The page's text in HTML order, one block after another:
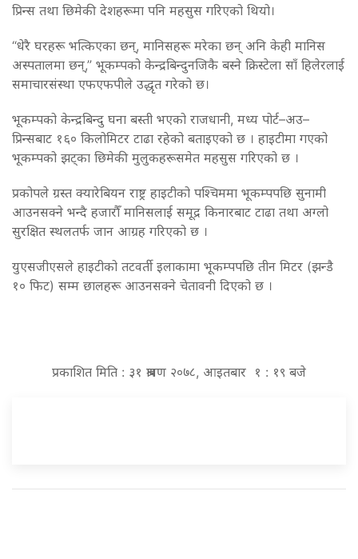
प्रिन्स तथा छिमेकी देशहरूमा पनि महसुस गरिएको थियो।
“धेरै घरहरू भत्किएका छन्, मानिसहरू मरेका छन् अनि केही मानिस
अस्पतालमा छन्,” भूकम्पको केन्द्रबिन्दुनजिकै बस्ने क्रिस्टेला साँ हिलेरलाई
समाचारसंस्था एफएफपीले उद्धृत गरेको छ।
भूकम्पको केन्द्रबिन्दु घना बस्ती भएको राजधानी, मध्य पोर्ट–अउ–
प्रिन्सबाट १६० किलोमिटर टाढा रहेको बताइएको छ । हाइटीमा गएको
भूकम्पको झट्का छिमेकी मुलुकहरूसमेत महसुस गरिएको छ ।
प्रकोपले ग्रस्त क्यारेबियन राष्ट्र हाइटीको पश्चिममा भूकम्पपछि सुनामी
आउनसक्ने भन्दै हजारौँ मानिसलाई समूद्र किनारबाट टाढा तथा अग्लो
सुरक्षित स्थलतर्फ जान आग्रह गरिएको छ ।
युएसजीएसले हाइटीको तटवर्ती इलाकामा भूकम्पपछि तीन मिटर (झन्डै
१० फिट) सम्म छालहरू आउनसक्ने चेतावनी दिएको छ ।
प्रकाशित मिति : ३१ श्रावण २०७८, आइतबार १ : १९ बजे